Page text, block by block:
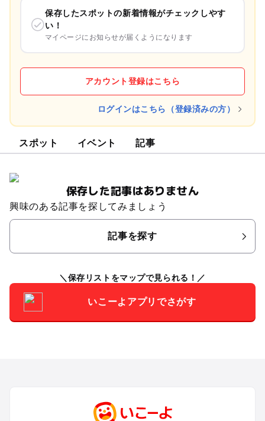
保存したスポットの新着情報がチェックしやす
い！
マイページにお知らせが届くようになります
アカウント登録はこちら
ログインはこちら（登録済みの方）
スポット イベント 記事
保存した記事はありません
興味のある記事を探してみましょう
記事を探す
保存リストをマップで見られる！
いこーよアプリでさがす